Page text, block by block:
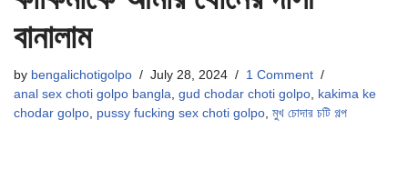
বানালাম
by bengalichotigolpo July 28, 2024
1 Comment
anal sex choti golpo bangla, gud chodar choti golpo, kakima ke
chodar golpo, pussy fucking sex choti golpo, মুখ চোদার চটি গল্প